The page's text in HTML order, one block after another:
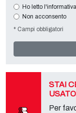
dei dati è
mancato
Converting 2000 S.r.l.
rivolgersi al "Servizio
esercitare i diritti
Ho letto
Non acconsento
* Campi obbligatori
STAI
Per